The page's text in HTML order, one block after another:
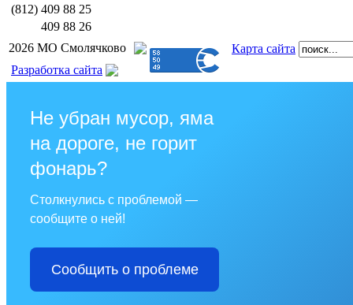
(812) 409 88 25
409 88 26
2026 МО Смолячково
Карта сайта
Разработка сайта
Не убран мусор, яма
на дороге, не горит
фонарь?
Столкнулись с проблемой —
сообщите о ней!
Сообщить о проблеме